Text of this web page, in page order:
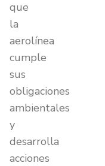
que
la
aerolínea
cumple
sus
obligaciones
ambientales
y
desarrolla
acciones